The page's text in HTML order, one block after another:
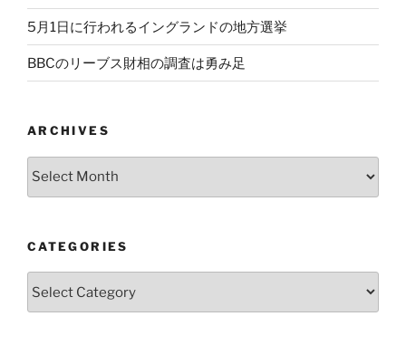
5月1日に行われるイングランドの地方選挙
BBCのリーブス財相の調査は勇み足
ARCHIVES
Archives
CATEGORIES